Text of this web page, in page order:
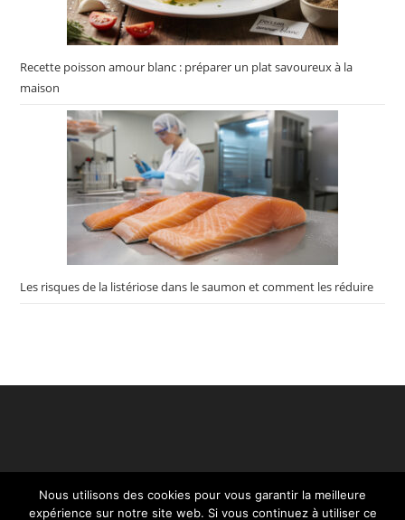
Recette poisson amour blanc : préparer un plat savoureux à la
maison
Les risques de la listériose dans le saumon et comment les réduire
Nous utilisons des cookies pour vous garantir la meilleure
expérience sur notre site web. Si vous continuez à utiliser ce